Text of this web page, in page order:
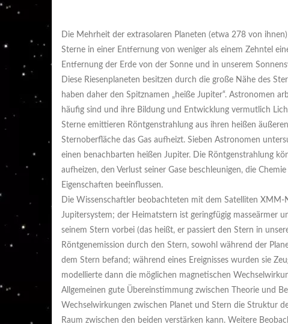
Die Mehrheit der extrasolaren Planeten (etwa 278 von
Sterne in einer Entfernung von weniger als einem Zehntel
Entfernung der Erde von der Sonne und in unserem
Diese Riesenplaneten besitzen durch die große Nähe des
haben daher den Spitznamen „heiße Jupiter“. Astronomen
häufig sind und ihre Bildung und Entwicklung vermutlich
Sterne emittieren Röntgenstrahlung aus ihren heißen
Sternoberfläche das Gas aufheizt. Sieben Astronomen
einen benachbarten heißen Jupiter. Die Röntgenstrahlung
aufheizen, den Verlust seiner Gase beschleunigen, die
Eigenschaften beeinflussen.
Die Wissenschaftler beobachteten mit dem Satelliten
Jupitersystem; der Heimatstern ist geringfügig masseärmer
seinem Stern vorbei (das heißt, er passiert den Stern in
Röntgenemission durch den Stern, sowohl während der
dem Stern befand; während eines Ereignisses wurden sie
modellierte dann die möglichen magnetischen
Allgemeinen gute Übereinstimmung zwischen Theorie und
Wechselwirkungen zwischen Planet und Stern die Struktur
Raum zwischen den beiden verstärken kann. Weitere